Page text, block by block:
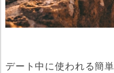
デート中に使われる簡